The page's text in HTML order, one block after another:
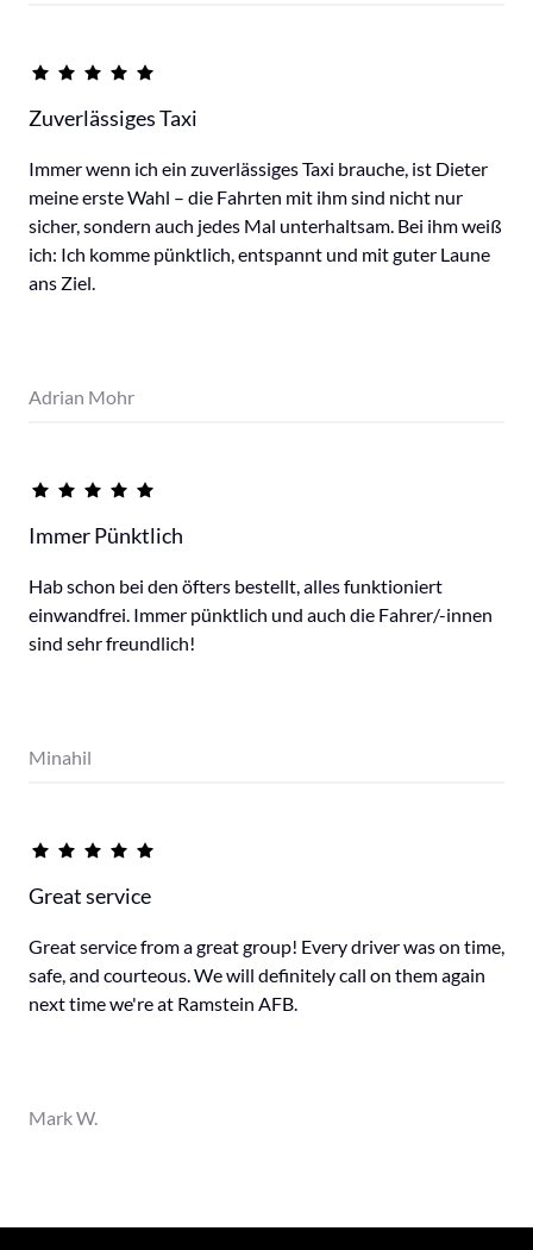
Zuverlässiges Taxi
Immer wenn ich ein zuverlässiges Taxi brauche, ist Dieter
meine erste Wahl – die Fahrten mit ihm sind nicht nur
sicher, sondern auch jedes Mal unterhaltsam. Bei ihm weiß
ich: Ich komme pünktlich, entspannt und mit guter Laune
ans Ziel.
Adrian Mohr
Immer Pünktlich
Hab schon bei den öfters bestellt, alles funktioniert
einwandfrei. Immer pünktlich und auch die Fahrer/-innen
sind sehr freundlich!
Minahil
Great service
Great service from a great group! Every driver was on time,
safe, and courteous. We will definitely call on them again
next time we're at Ramstein AFB.
Mark W.